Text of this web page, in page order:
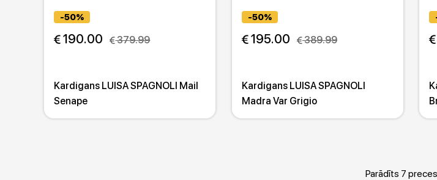
-50%
190.00 379.99
Kardigans LUISA SPAGNOLI Mail
Senape
-50%
195.00 389.99
Kardigans LUISA SPAGNOLI
Madra Var Grigio
Parādīts 7